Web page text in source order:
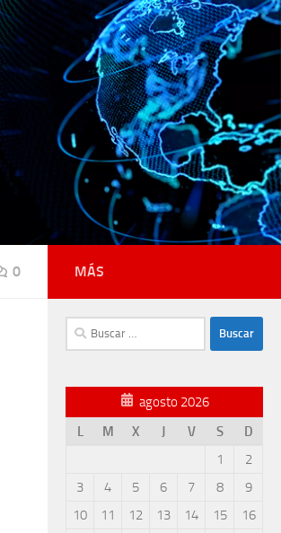
0 MÁS
Buscar:
agosto 2026
L
M X J V S
D
1
2
3
4 5 6 7 8
9
10
11 12 13 14 15
16